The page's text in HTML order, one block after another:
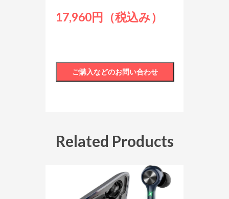
17,960円（税込み）
Related Products